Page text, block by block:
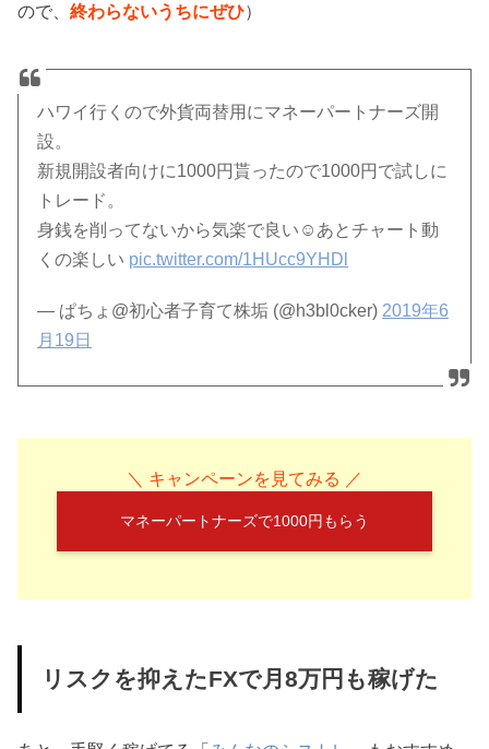
ので、終わらないうちにぜひ）
ハワイ行くので外貨両替用にマネーパートナーズ開
設。
新規開設者向けに1000円貰ったので1000円で試しに
トレード。
身銭を削ってないから気楽で良い☺️あとチャート動
くの楽しい pic.twitter.com/1HUcc9YHDl
— ぱちょ@初心者子育て株垢 (@h3bl0cker) 2019年6
月19日
＼ キャンペーンを見てみる ／
マネーパートナーズで1000円もらう
リスクを抑えたFXで月8万円も稼げた